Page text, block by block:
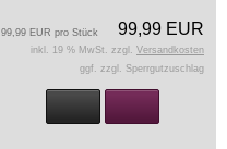
99,99 EUR
99,99 EUR pro Stück
inkl. 19 % MwSt. zzgl. Versandkosten
ggf. zzgl. Sperrgutzuschlag